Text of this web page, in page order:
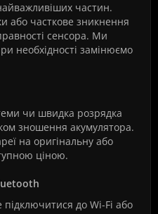
частин.
або часткове зникнення
сенсора. Ми
необхідності замінюємо
чи швидка розрядка
зношення акумулятора.
на оригінальну або
ціною.
до Wi-Fi або